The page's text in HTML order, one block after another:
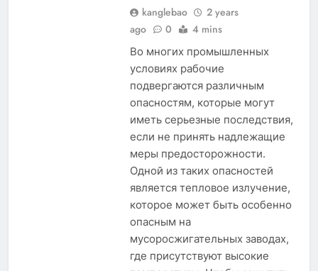
kanglebao
2 years
ago
0 4 mins
Во многих промышленных
условиях рабочие
подвергаются различным
опасностям, которые могут
иметь серьезные последствия,
если не принять надлежащие
меры предосторожности.
Одной из таких опасностей
является тепловое излучение,
которое может быть особенно
опасным на
мусоросжигательных заводах,
где присутствуют высокие